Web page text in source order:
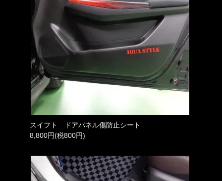
スイフト ドアパネル傷防止シート
8,800円(税800円)